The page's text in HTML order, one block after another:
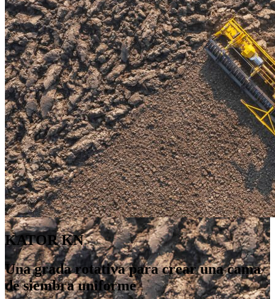
KATOR KN
Una grada rotativa para crear una cama
de siembra uniforme